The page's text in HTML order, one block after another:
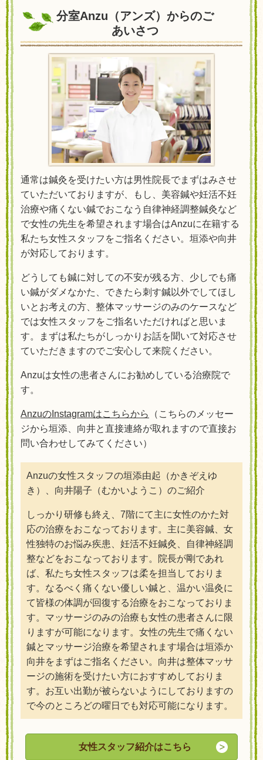
分室Anzu（アンズ）からのご
あいさつ
通常は鍼灸を受けたい方は男性院長でまずはみさせ
ていただいておりますが、もし、美容鍼や妊活不妊
治療や痛くない鍼でおこなう自律神経調整鍼灸など
で女性の先生を希望されます場合はAnzuに在籍する
私たち女性スタッフをご指名ください。 垣添や向井
が対応しております。
どうしても鍼に対しての不安が残る方、少しでも痛
い鍼がダメなかた、できたら刺す鍼以外でしてほし
いとお考えの方、整体マッサージのみのケースなど
では女性スタッフをご指名いただければと思いま
す。まずは私たちがしっかりお話を聞いて対応させ
ていただきますのでご安心して来院ください。
Anzuは女性の患者さんにお勧めしている治療院で
す。
AnzuのInstagramはこちらから
（こちらのメッセー
ジから垣添、向井と直接連絡が取れますので直接お
問い合わせしてみてください）
Anzuの女性スタッフの垣添由起（かきぞえゆ
き）、向井陽子（むかいようこ） のご紹介
しっかり研修も終え、7階にて主に女性のかた対
応の治療をおこなっております。主に美容鍼、女
性独特のお悩み疾患、妊活不妊鍼灸、自律神経調
整などをおこなっております。院長が剛であれ
ば、私たち女性スタッフは柔を担当しておりま
す。なるべく痛くない優しい鍼と、温かい温灸に
て皆様の体調が回復する治療をおこなっておりま
す。マッサージのみの治療も女性の患者さんに限
りますが可能になります。女性の先生で痛くない
鍼とマッサージ治療を希望されます場合は垣添か
向井をまずはご指名ください。向井は整体マッサ
ージの施術を受けたい方におすすめしておりま
す。お互い出勤が被らないようにしておりますの
で今のところどの曜日でも対応可能になります。
女性スタッフ紹介はこちら